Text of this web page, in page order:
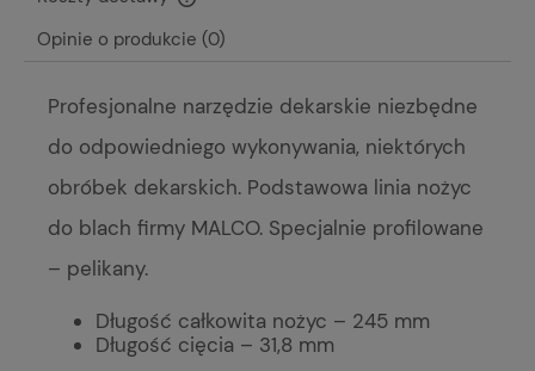
Cena nie zawiera ewentualnych kosztów płatności
Opinie o produkcie (0)
Profesjonalne narzędzie dekarskie niezbędne
do odpowiedniego wykonywania, niektórych
obróbek dekarskich. Podstawowa linia nożyc
do blach firmy MALCO. Specjalnie profilowane
– pelikany.
Długość całkowita nożyc – 245 mm
Długość cięcia – 31,8 mm